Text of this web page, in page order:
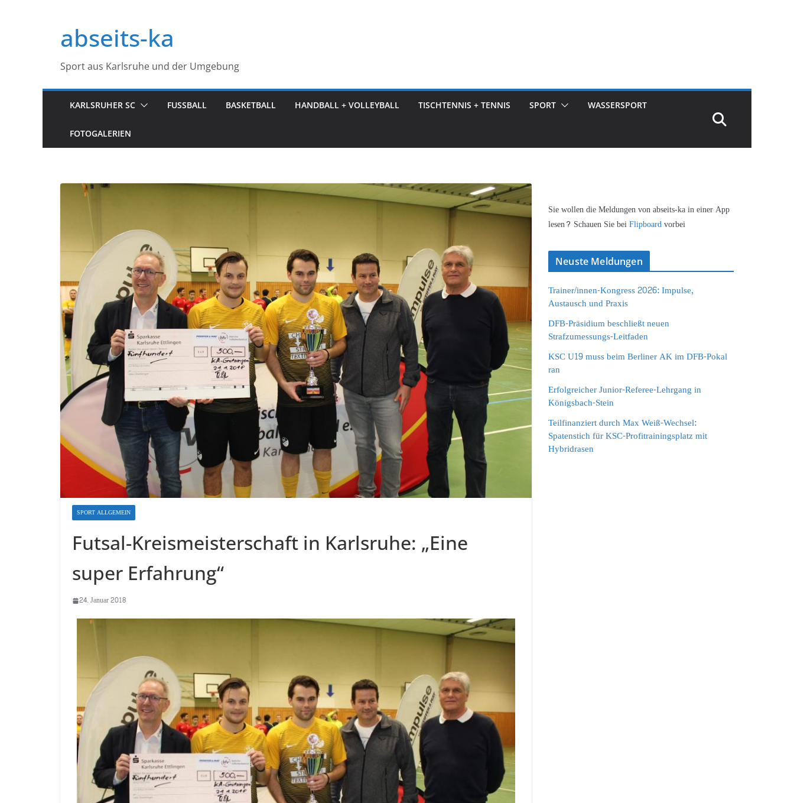
springenabseits-ka
Sport aus Karlsruhe und der Umgebung
KARLSRUHER SC FUSSBALL BASKETBALL HANDBALL + VOLLEYBALL TISCHTENNIS + TENNIS SPORT WASSERSPORT
FOTOGALERIEN
SPORT ALLGEMEIN
Futsal-Kreismeisterschaft in Karlsruhe: „Eine
super Erfahrung“
24. Januar 2018
Sie wollen die Meldungen von abseits-ka in einer App
lesen? Schauen Sie beiFlipboardvorbei
Neuste Meldungen
Trainer/innen-Kongress 2026: Impulse,
Austausch und Praxis
DFB-Präsidium beschließt neuen
Strafzumessungs-Leitfaden
KSC U19 muss beim Berliner AK im DFB-Pokal
ran
Erfolgreicher Junior-Referee-Lehrgang in
Königsbach-Stein
Teilfinanziert durch Max Weiß-Wechsel:
Spatenstich für KSC-Profitrainingsplatz mit
Hybridrasen